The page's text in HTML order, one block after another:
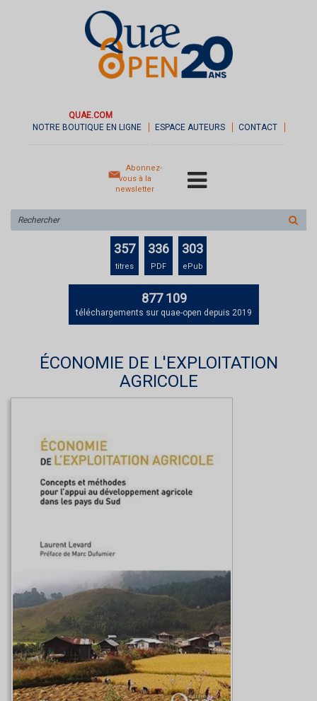
QUAE.COM
NOTRE BOUTIQUE EN LIGNE
ESPACE AUTEURS CONTACT
Abonnez-
vous à la
newsletter
sur
le
357
titres
336
PDF
303
ePub
877 109
téléchargements sur quae-open depuis 2019
ÉCONOMIE DE L'EXPLOITATION
AGRICOLE